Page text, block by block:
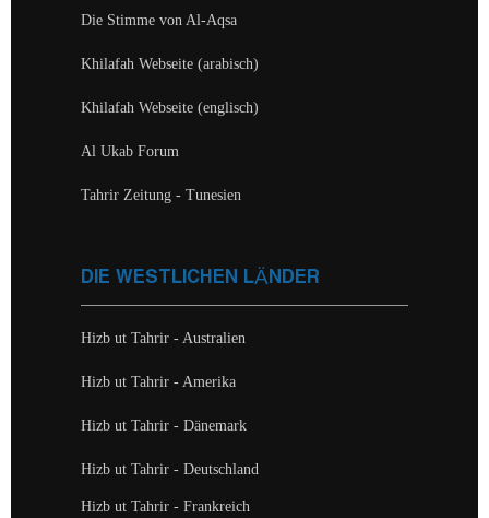
Die Stimme von Al-Aqsa
Khilafah Webseite (arabisch)
Khilafah Webseite (englisch)
Al Ukab Forum
Tahrir Zeitung - Tunesien
DIE WESTLICHEN LÄNDER
Hizb ut Tahrir - Australien
Hizb ut Tahrir - Amerika
Hizb ut Tahrir - Dänemark
Hizb ut Tahrir - Deutschland
Hizb ut Tahrir - Frankreich